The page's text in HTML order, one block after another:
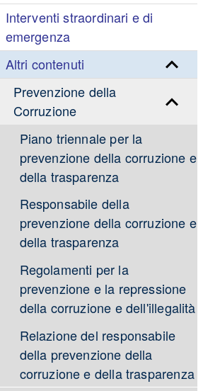
Interventi straordinari e di
emergenza
Altri contenuti
Prevenzione della
Corruzione
Piano triennale per la
prevenzione della corruzione e
della trasparenza
Responsabile della
prevenzione della corruzione e
della trasparenza
Regolamenti per la
prevenzione e la repressione
della corruzione e dell'illegalità
Relazione del responsabile
della prevenzione della
corruzione e della trasparenza